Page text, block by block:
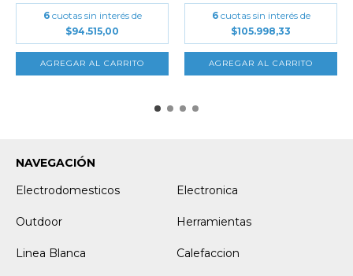
6 cuotas sin interés de
$94.515,00
6 cuotas sin interés de
$105.998,33
NAVEGACIÓN
Electrodomesticos
Electronica
Outdoor Herramientas
Linea Blanca Calefaccion